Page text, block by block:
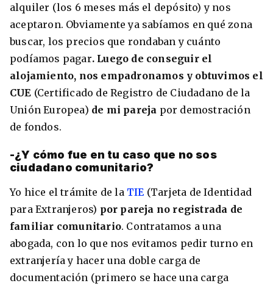
alquiler (los 6 meses más el depósito) y nos
aceptaron. Obviamente ya sabíamos en qué zona
buscar, los precios que rondaban y cuánto
podíamos pagar. Luego de conseguir el
alojamiento, nos empadronamos y obtuvimos el
CUE (Certificado de Registro de Ciudadano de la
Unión Europea) de mi pareja por demostración
de fondos.
-¿Y cómo fue en tu caso que no sos
ciudadano comunitario?
Yo hice el trámite de la TIE (Tarjeta de Identidad
para Extranjeros) por pareja no registrada de
familiar comunitario. Contratamos a una
abogada, con lo que nos evitamos pedir turno en
extranjería y hacer una doble carga de
documentación (primero se hace una carga